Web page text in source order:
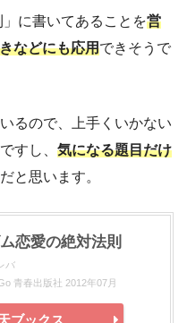
」に書いてあることを営
などにも応用できそうで
るので、上手くいかない
すし、 気になる題目だけ
だと思います。
恋愛の絶対法則
バ
青春出版社 2012年07月
ブックス